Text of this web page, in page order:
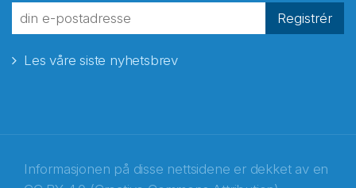
Registrér
Les våre siste nyhetsbrev
Informasjonen på disse nettsidene er dekket av en